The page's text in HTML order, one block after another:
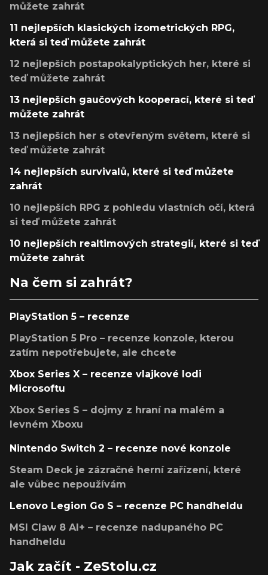
můžete zahrát
11 nejlepších klasických izometrických RPG,
která si teď můžete zahrát
12 nejlepších postapokalyptických her, které si
teď můžete zahrát
13 nejlepších gaučových kooperací, které si teď
můžete zahrát
13 nejlepších her s otevřeným světem, které si
teď můžete zahrát
14 nejlepších survivalů, které si teď můžete
zahrát
10 nejlepších RPG z pohledu vlastních očí, která
si teď můžete zahrát
10 nejlepších realtimových strategií, které si teď
můžete zahrát
Na čem si zahrát?
PlayStation 5 – recenze
PlayStation 5 Pro – recenze konzole, kterou
zatím nepotřebujete, ale chcete
Xbox Series X – recenze vlajkové lodi
Microsoftu
Xbox Series S – dojmy z hraní na malém a
levném Xboxu
Nintendo Switch 2 – recenze nové konzole
Steam Deck je zázračné herní zařízení, které
ale vůbec nepoužívám
Lenovo Legion Go S – recenze PC handheldu
MSI Claw 8 AI+ – recenze nadupaného PC
handheldu
Jak začít - ZeStolu.cz